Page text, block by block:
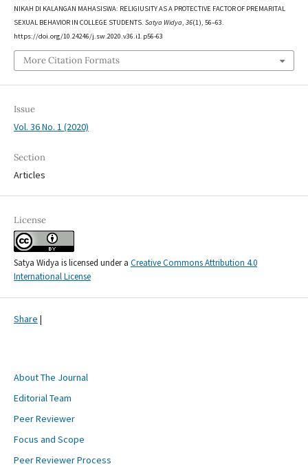
NIKAH DI KALANGAN MAHASISWA: RELIGIUSITY AS A PROTECTIVE FACTOR OF PREMARITAL
SEXUAL BEHAVIOR IN COLLEGE STUDENTS. Satya Widya, 36(1), 56–63.
https://doi.org/10.24246/j.sw.2020.v36.i1.p56-63
More Citation Formats
Issue
Vol. 36 No. 1 (2020)
Section
Articles
License
Satya Widya is licensed under a Creative Commons Attribution 4.0
International License
Share |
About The Journal
Editorial Team
Peer Reviewer
Focus and Scope
Peer Reviewer Process